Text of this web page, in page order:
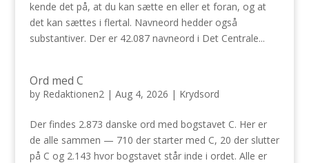
kende det på, at du kan sætte en eller et foran, og at
det kan sættes i flertal. Navneord hedder også
substantiver. Der er 42.087 navneord i Det Centrale...
Ord med C
by Redaktionen2| Aug 4, 2026 | Krydsord
Der findes 2.873 danske ord med bogstavet C. Her er
de alle sammen — 710 der starter med C, 20 der slutter
på C og 2.143 hvor bogstavet står inde i ordet. Alle er